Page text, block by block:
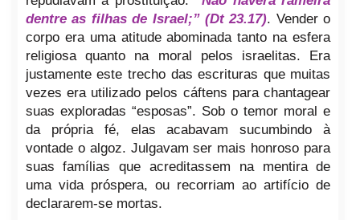
dentre as filhas de Israel;” (Dt 23.17). Vender o
corpo era uma atitude abominada tanto na esfera
religiosa quanto na moral pelos israelitas. Era
justamente este trecho das escrituras que muitas
vezes era utilizado pelos cáftens para chantagear
suas exploradas “esposas”. Sob o temor moral e
da própria fé, elas acabavam sucumbindo à
vontade o algoz. Julgavam ser mais honroso para
suas famílias que acreditassem na mentira de
uma vida próspera, ou recorriam ao artifício de
declararem-se mortas.